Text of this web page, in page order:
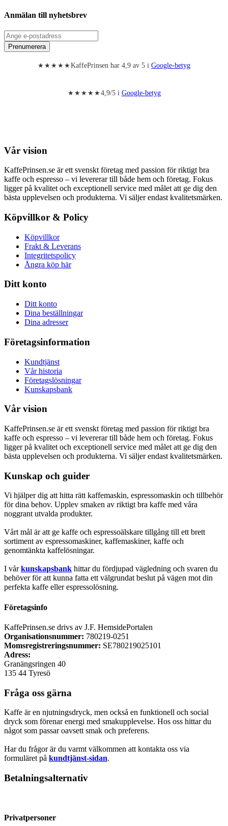
Anmälan till nyhetsbrev
Prenumerera
★★★★★KaffePrinsen har 4,9 av 5 i Google-betyg
★★★★★4,9/5 i Google-betyg
Vår vision
KaffePrinsen.se är ett svenskt företag med passion för riktigt bra
kaffe och espresso – vi levererar till både hem och företag. Fokus
ligger på kvalitet och exceptionell service med målet att ge dig den
bästa upplevelsen och produkterna. Vi säljer endast kvalitetsmärken.
Köpvillkor & Policy
Köpvillkor
Frakt & Leverans
Integritetspolicy
Ångra köp här
Ditt konto
Ditt konto
Dina beställningar
Dina adresser
Företagsinformation
Kundtjänst
Vår historia
Företagslösningar
Kunskapsbank
Vår vision
KaffePrinsen.se är ett svenskt företag med passion för riktigt bra
kaffe och espresso – vi levererar till både hem och företag. Fokus
ligger på kvalitet och exceptionell service med målet att ge dig den
bästa upplevelsen och produkterna. Vi säljer endast kvalitetsmärken.
Kunskap och guider
Vi hjälper dig att hitta rätt kaffemaskin, espressomaskin och tillbehör
för dina behov. Upplev smaken av riktigt bra kaffe med våra
noggrant utvalda produkter.
Vårt mål är att ge kaffe och espressoälskare tillgång till ett brett
sortiment av espressomaskiner, kaffemaskiner, kaffe och
genomtänkta kaffelösningar.
I vårkunskapsbank hittar du fördjupad vägledning och svaren du
behöver för att kunna fatta ett välgrundat beslut på vägen mot din
perfekta kaffe eller espressolösning.
Företagsinfo
KaffePrinsen.se drivs av J.F. HemsidePortalen
Organisationsnummer: 780219-0251
Momsregistreringsnummer: SE780219025101
Adress:
Granängsringen 40
135 44 Tyresö
Fråga oss gärna
Kaffe är en njutningsdryck, men också en funktionell och social
dryck som förenar energi med smakupplevelse. Hos oss hittar du
något som passar oavsett smak och preferens.
Har du frågor är du varmt välkommen att kontakta oss via
formuläret på kundtjänst-sidan.
Betalningsalternativ
Privatpersoner